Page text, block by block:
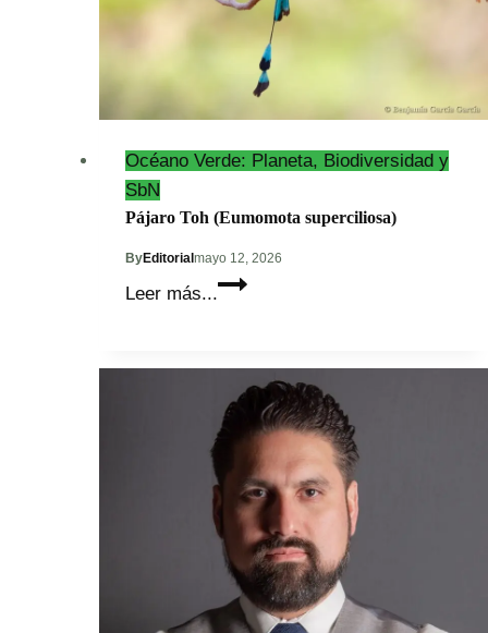
Océano Verde: Planeta, Biodiversidad y
SbN
Pájaro Toh (Eumomota superciliosa)
ByEditorial mayo 12, 2026
Leer más...
Pájaro
superciliosa)